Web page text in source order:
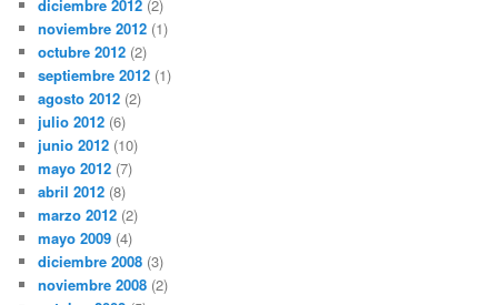
diciembre 2012 (2)
noviembre 2012 (1)
octubre 2012 (2)
septiembre 2012 (1)
agosto 2012 (2)
julio 2012 (6)
junio 2012 (10)
mayo 2012 (7)
abril 2012 (8)
marzo 2012 (2)
mayo 2009 (4)
diciembre 2008 (3)
noviembre 2008 (2)